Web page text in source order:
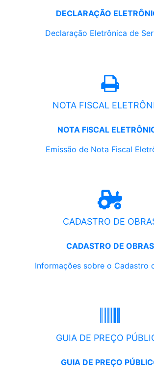
DECLARAÇÃO
Declaração Eletrônica de
NOTA FISCAL
NOTA FISCAL
Emissão de Nota Fiscal
CADASTRO DE
CADASTRO DE OBRAS
Informações sobre o Cadastro
GUIA DE PREÇO
GUIA DE PREÇO